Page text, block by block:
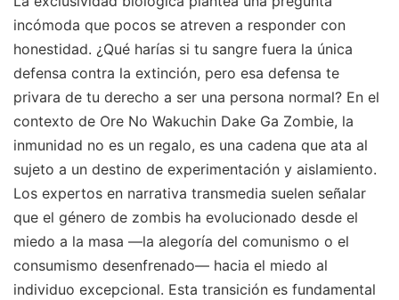
incómoda que pocos se atreven a responder con
honestidad. ¿Qué harías si tu sangre fuera la única
defensa contra la extinción, pero esa defensa te
privara de tu derecho a ser una persona normal? En el
contexto de Ore No Wakuchin Dake Ga Zombie, la
inmunidad no es un regalo, es una cadena que ata al
sujeto a un destino de experimentación y aislamiento.
Los expertos en narrativa transmedia suelen señalar
que el género de zombis ha evolucionado desde el
miedo a la masa —la alegoría del comunismo o el
consumismo desenfrenado— hacia el miedo al
individuo excepcional. Esta transición es fundamental